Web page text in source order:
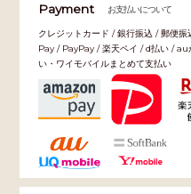
Payment お支払いについて
クレジットカード / 銀行振込 / 郵便
Pay / PayPay / 楽天ペイ / d払い / au
い・ワイモバイルまとめて支払い